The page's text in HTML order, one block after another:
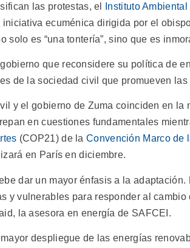
las protestas, el
Instituto
iniciativa ecuménica dirigida por el
solo es “una tontería”, sino que es
que reconsidere su política de
de la sociedad civil que promueven
y el gobierno de Zuma coinciden en la
en cuestiones fundamentales
(COP21) de laConvención Marco de
en París en diciembre.
dar un mayor énfasis a la
y vulnerables para responder al
la asesora en energía de SAFCEI.
despliegue de las energías